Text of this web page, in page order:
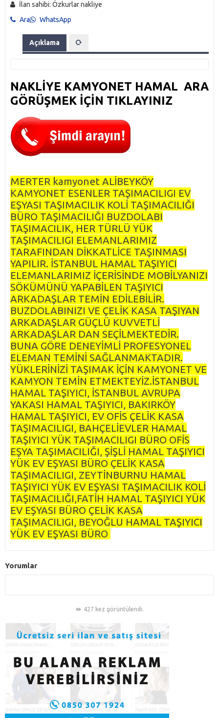
İlan sahibi: Özkurlar nakliye
Ara
WhatsApp
Açıklama
NAKLİYE KAMYONET HAMAL ARA
GÖRÜŞMEK İÇİN TIKLAYINIZ
MERTER kamyonet ALİBEYKÖY
KAMYONET ESENLER TAŞIMACILIGI EV
EŞYASI TAŞIMACILIK KOLİ TAŞIMACILIĞI
BÜRO TAŞIMACILIĞI BUZDOLABI
TAŞIMACILIK, HER TÜRLÜ YÜK
TAŞIMACILIGI ELEMANLARIMIZ
TARAFINDAN DİKKATLİCE TAŞINMASI
YAPILIR. İSTANBUL HAMAL TAŞIYICI
ELEMANLARIMIZ İÇERİSİNDE MOBİLYANIZI
SÖKÜMÜNÜ YAPABİLEN TAŞIYICI
ARKADAŞLAR TEMİN EDİLEBİLİR.
BUZDOLABINIZI VE ÇELİK KASA TAŞIYAN
ARKADAŞLAR GÜÇLÜ KUVVETLİ
ARKADAŞLAR DAN SEÇİLMEKTEDİR.
BUNA GÖRE DENEYİMLİ PROFESYONEL
ELEMAN TEMİNİ SAĞLANMAKTADIR.
YÜKLERİNİZİ TAŞIMAK İÇİN KAMYONET VE
KAMYON TEMİN ETMEKTEYİZ.İSTANBUL
HAMAL TAŞIYICI, İSTANBUL AVRUPA
YAKASI HAMAL TAŞIYICI, BAKIRKÖY
HAMAL TAŞIYICI, EV OFİS ÇELİK KASA
TAŞIMACILIGI, BAHÇELİEVLER HAMAL
TAŞIYICI YÜK TAŞIMACILIGI BÜRO OFİS
EŞYA TAŞIMACILIĞI, ŞİŞLİ HAMAL TAŞIYICI
YÜK EV EŞYASI BÜRO ÇELİK KASA
TAŞIMACILIGI, ZEYTİNBURNU HAMAL
TAŞIYICI YÜK EV EŞYASI TAŞIMACILIK KOLİ
TAŞIMACILIĞI,FATİH HAMAL TAŞIYICI YÜK
EV EŞYASI BÜRO ÇELİK KASA
TAŞIMACILIGI, BEYOĞLU HAMAL TAŞIYICI
YÜK EV EŞYASI BÜRO
Yorumlar
427 kez görüntülendi.